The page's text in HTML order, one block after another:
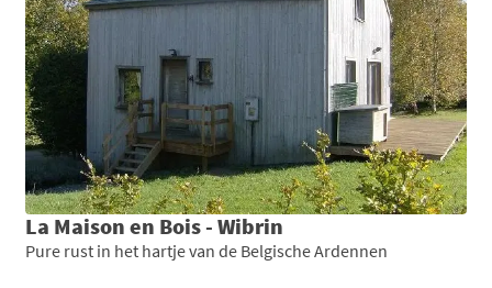
La Maison en Bois - Wibrin
Pure rust in het hartje van de Belgische Ardennen